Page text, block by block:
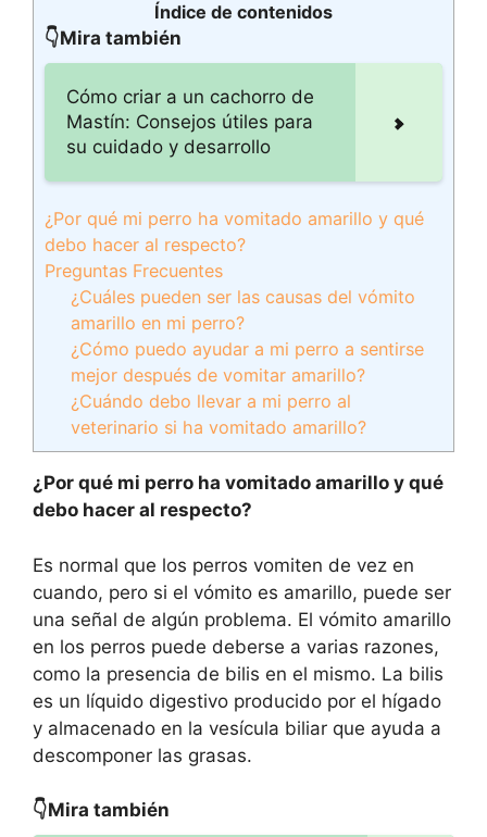
Índice de contenidos
👇Mira también
Cómo criar a un cachorro de
Mastín: Consejos útiles para
su cuidado y desarrollo
¿Por qué mi perro ha vomitado amarillo y qué
debo hacer al respecto?
Preguntas Frecuentes
¿Cuáles pueden ser las causas del vómito
amarillo en mi perro?
¿Cómo puedo ayudar a mi perro a sentirse
mejor después de vomitar amarillo?
¿Cuándo debo llevar a mi perro al
veterinario si ha vomitado amarillo?
¿Por qué mi perro ha vomitado amarillo y qué
debo hacer al respecto?
Es normal que los perros vomiten de vez en
cuando, pero si el vómito es amarillo, puede ser
una señal de algún problema. El vómito amarillo
en los perros puede deberse a varias razones,
como la presencia de bilis en el mismo. La bilis
es un líquido digestivo producido por el hígado
y almacenado en la vesícula biliar que ayuda a
descomponer las grasas.
👇Mira también